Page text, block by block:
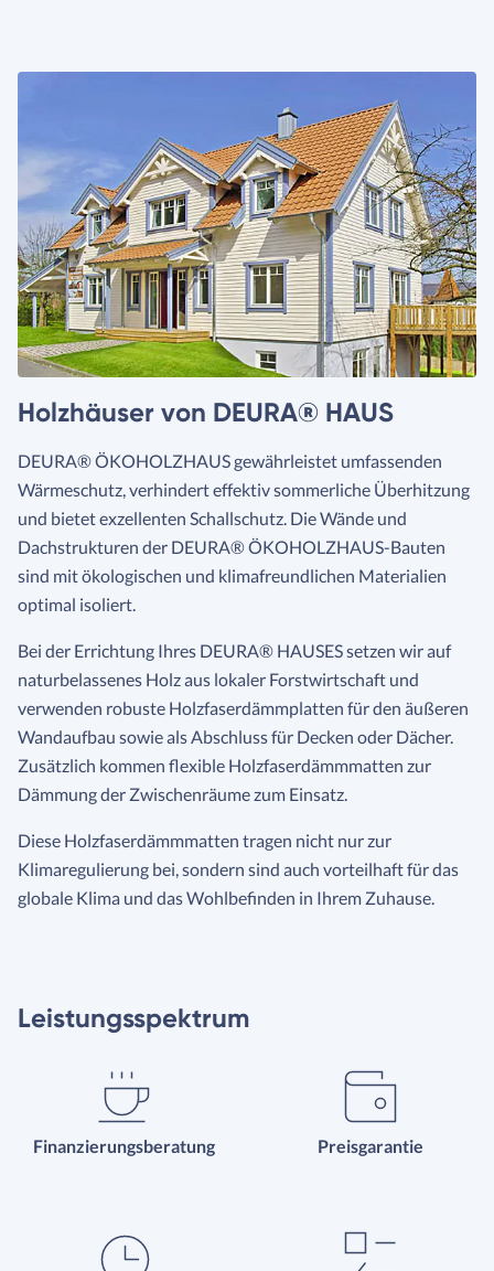
Holzhäuser von DEURA® HAUS
DEURA® ÖKOHOLZHAUS gewährleistet umfassenden
Wärmeschutz, verhindert effektiv sommerliche Überhitzung
und bietet exzellenten Schallschutz. Die Wände und
Dachstrukturen der DEURA® ÖKOHOLZHAUS-Bauten
sind mit ökologischen und klimafreundlichen Materialien
optimal isoliert.
Bei der Errichtung Ihres DEURA® HAUSES setzen wir auf
naturbelassenes Holz aus lokaler Forstwirtschaft und
verwenden robuste Holzfaserdämmplatten für den äußeren
Wandaufbau sowie als Abschluss für Decken oder Dächer.
Zusätzlich kommen flexible Holzfaserdämmmatten zur
Dämmung der Zwischenräume zum Einsatz.
Diese Holzfaserdämmmatten tragen nicht nur zur
Klimaregulierung bei, sondern sind auch vorteilhaft für das
globale Klima und das Wohlbefinden in Ihrem Zuhause.
Leistungsspektrum
Finanzierungsberatung Preisgarantie